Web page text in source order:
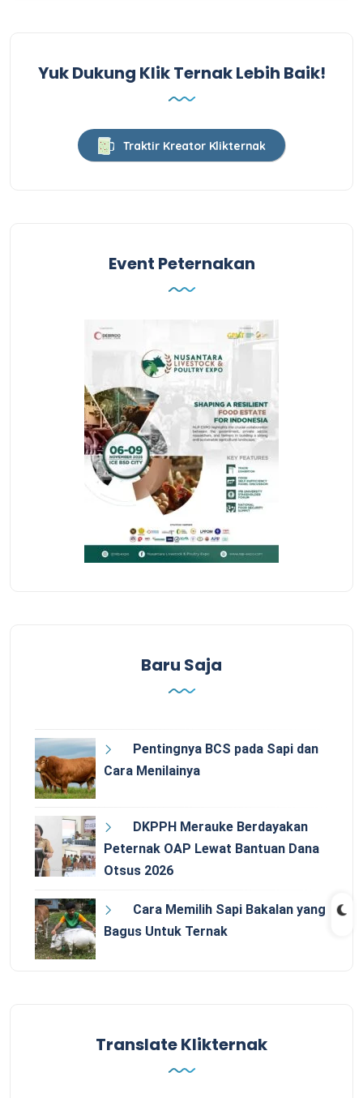
Yuk Dukung Klik Ternak Lebih Baik!
Traktir Kreator Klikternak
Event Peternakan
Baru Saja
Pentingnya BCS pada Sapi dan
Cara Menilainya
DKPPH Merauke Berdayakan
Peternak OAP Lewat Bantuan Dana
Otsus 2026
Cara Memilih Sapi Bakalan yang
Bagus Untuk Ternak
Translate Klikternak